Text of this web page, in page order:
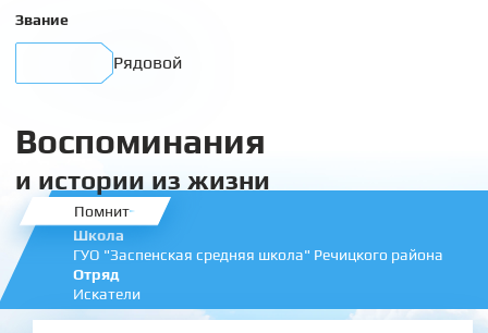
Звание
Рядовой
Воспоминания
и истории из жизни
Помнит
Школа
ГУО "Заспенская средняя школа" Речицкого района
Отряд
Искатели